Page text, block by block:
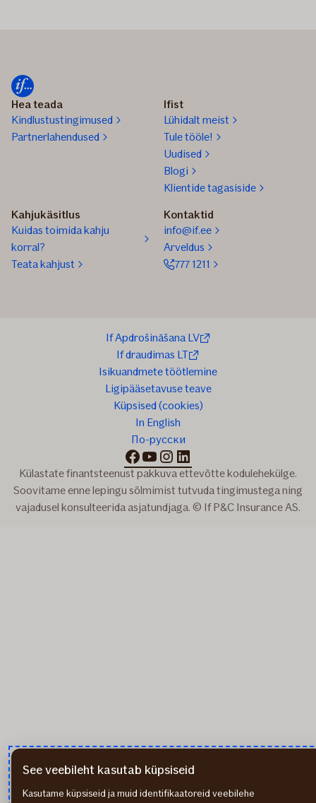
Hea teada
Kindlustustingimused
Partnerlahendused
Ifist
Lühidalt meist
Tule tööle!
Uudised
Blogi
Klientide tagasiside
Kahjukäsitlus
Kuidas toimida kahju
korral?
Teata kahjust
Kontaktid
info@if.ee
Arveldus
777 1211
If Apdrošināšana LV
If draudimas LT
Isikuandmete töötlemine
Ligipääsetavuse teave
Küpsised (cookies)
In English
По-русски
facebook
youtube
instagram
linkedin
Külastate finantsteenust pakkuva ettevõtte kodulehekülge.
Soovitame enne lepingu sõlmimist tutvuda tingimustega ning
vajadusel konsulteerida asjatundjaga. © If P&C Insurance AS.
See veebileht kasutab küpsiseid
Kasutame küpsiseid ja muid identifikaatoreid veebilehe